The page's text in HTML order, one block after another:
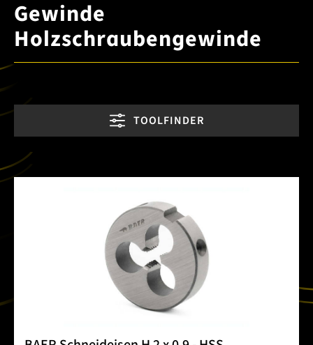
Gewinde
Holzschraubengewinde
TOOLFINDER